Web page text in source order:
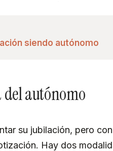
siendo autónomo
autónomo
su jubilación, pero
Hay dos